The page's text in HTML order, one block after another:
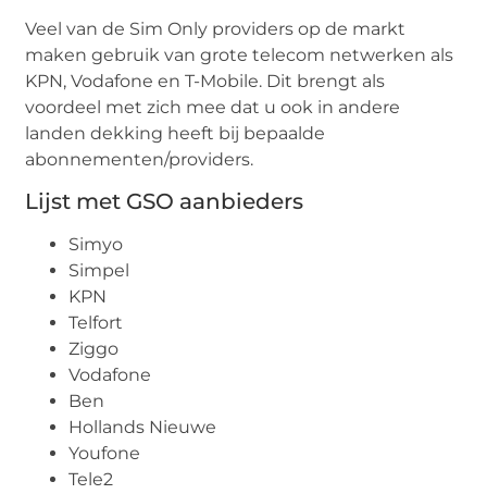
Veel van de Sim Only providers op de markt
maken gebruik van grote telecom netwerken als
KPN, Vodafone en T-Mobile. Dit brengt als
voordeel met zich mee dat u ook in andere
landen dekking heeft bij bepaalde
abonnementen/providers.
Lijst met GSO aanbieders
Simyo
Simpel
KPN
Telfort
Ziggo
Vodafone
Ben
Hollands Nieuwe
Youfone
Tele2